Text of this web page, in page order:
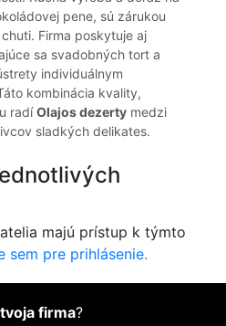
pene, sú zárukou
Firma poskytuje aj
sa svadobných tort a
individuálnym
kombinácia kvality,
radíOlajos dezerty medzi
sladkých delikates.
majú prístup k týmto
sem pre prihlásenie.
firma?